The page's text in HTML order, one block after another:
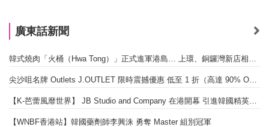
廣東話新聞
【WNBF香港站】韓國藥劑師李興洙 勇奪 Master 組別冠軍